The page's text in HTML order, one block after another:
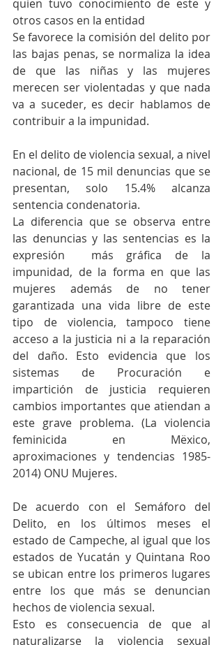
quien tuvo conocimiento de este y
otros casos en la entidad
Se favorece la comisión del delito por
las bajas penas, se normaliza la idea
de que las niñas y las mujeres
merecen ser violentadas y que nada
va a suceder, es decir hablamos de
contribuir a la impunidad.
En el delito de violencia sexual, a nivel
nacional, de 15 mil denuncias que se
presentan, solo 15.4% alcanza
sentencia condenatoria.
La diferencia que se observa entre
las denuncias y las sentencias es la
expresión  más gráfica de la
impunidad, de la forma en que las
mujeres además de no tener
garantizada una vida libre de este
tipo de violencia, tampoco tiene
acceso a la justicia ni a la reparación
del daño. Esto evidencia que los
sistemas de Procuración e
impartición de justicia requieren
cambios importantes que atiendan a
este grave problema. (La violencia
feminicida en Mëxico,
aproximaciones y tendencias 1985-
2014) ONU Mujeres.
De acuerdo con el Semáforo del
Delito, en los últimos meses el
estado de Campeche, al igual que los
estados de Yucatán y Quintana Roo
se ubican entre los primeros lugares
entre los que más se denuncian
hechos de violencia sexual.
Esto es consecuencia de que al
naturalizarse la violencia sexual